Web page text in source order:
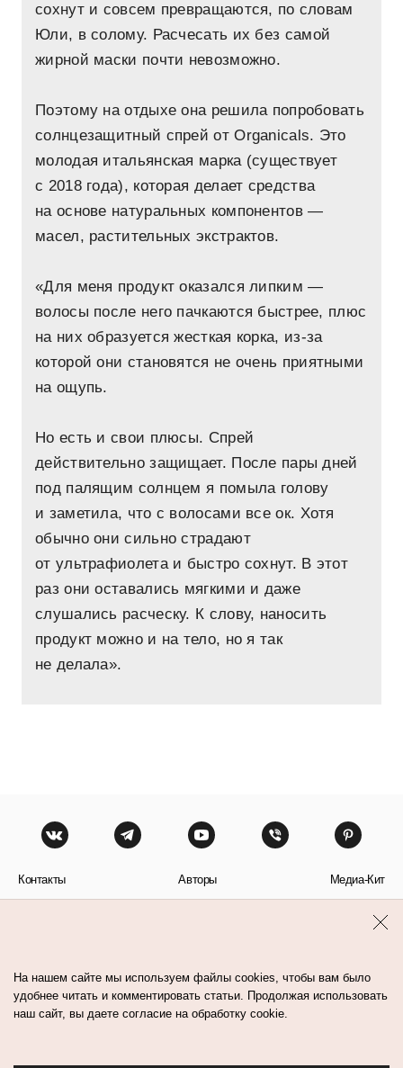
сохнут и совсем превращаются, по словам
Юли, в солому. Расчесать их без самой
жирной маски почти невозможно.
Поэтому на отдыхе она решила попробовать
солнцезащитный спрей от Organicals. Это
молодая итальянская марка (существует
с 2018 года), которая делает средства
на основе натуральных компонентов —
масел, растительных экстрактов.
«Для меня продукт оказался липким —
волосы после него пачкаются быстрее, плюс
на них образуется жесткая корка, из-за
которой они становятся не очень приятными
на ощупь.
Но есть и свои плюсы. Спрей
действительно защищает. После пары дней
под палящим солнцем я помыла голову
и заметила, что с волосами все ок. Хотя
обычно они сильно страдают
от ультрафиолета и быстро сохнут. В этот
раз они оставались мягкими и даже
слушались расческу. К слову, наносить
продукт можно и на тело, но я так
не делала».
Контакты Авторы Медиа-Кит
На нашем сайте мы используем файлы cookies, чтобы вам было
удобнее читать и комментировать статьи. Продолжая использовать
наш сайт, вы даете согласие на обработку cookie.